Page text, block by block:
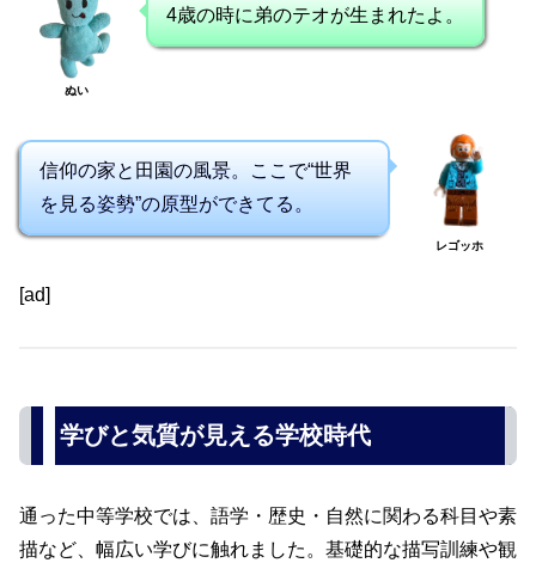
ぬい
4歳の時に弟のテオが生まれたよ。
信仰の家と田園の風景。ここで“世界
を見る姿勢”の原型ができてる。
レゴッホ
[ad]
学びと気質が見える学校時代
通った中等学校では、語学・歴史・自然に関わる科目や素
描など、幅広い学びに触れました。基礎的な描写訓練や観